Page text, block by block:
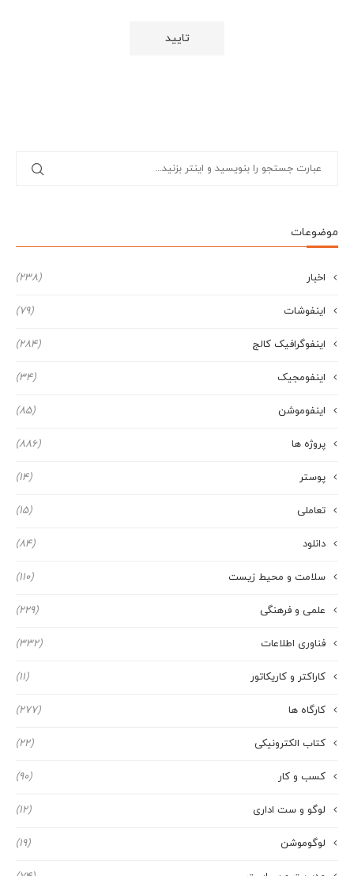
موضوعات
اخبار (238)
اینفوشات (79)
اینفوگرافیک کالج (284)
اینفومجیک (34)
اینفوموشن (85)
پروژه ها (886)
پوستر (14)
تعاملی (15)
دانلود (84)
سلامت و محیط زیست (110)
علمی و فرهنگی (229)
فناوری اطلاعات (332)
کاراکتر و کاریکاتور (11)
کارگاه ها (277)
کتاب الکترونیکی (22)
کسب و کار (90)
لوگو و ست اداری (12)
لوگوموشن (19)